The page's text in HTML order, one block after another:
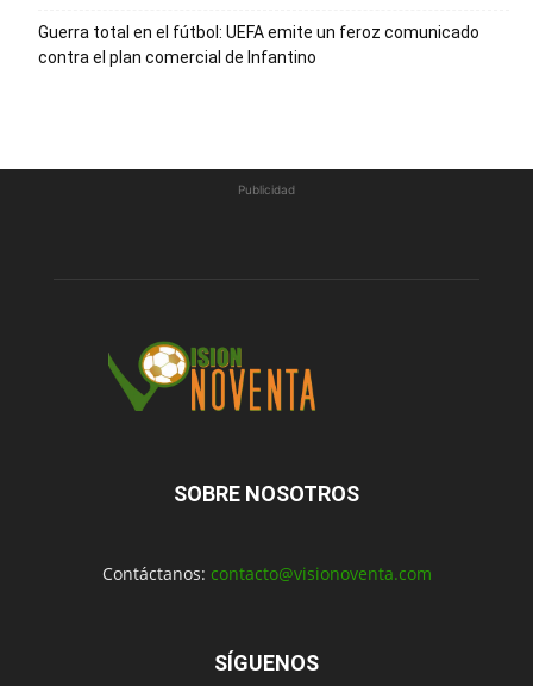
Guerra total en el fútbol: UEFA emite un feroz comunicado
contra el plan comercial de Infantino
Publicidad
SOBRE NOSOTROS
Contáctanos: contacto@visionoventa.com
SÍGUENOS